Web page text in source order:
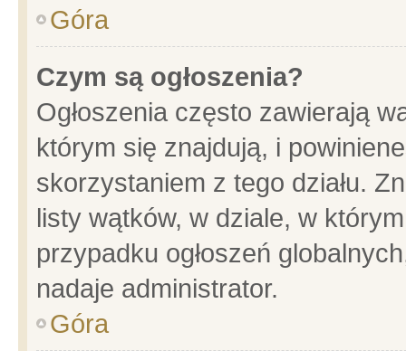
Góra
Czym są ogłoszenia?
Ogłoszenia często zawierają
którym się znajdują, i
skorzystaniem z tego działu.
listy wątków, w dziale, w
przypadku ogłoszeń
nadaje administrator.
Góra